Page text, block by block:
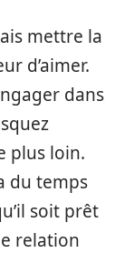
mettre la
d’aimer.
dans
plus loin.
du temps
soit prêt
relation